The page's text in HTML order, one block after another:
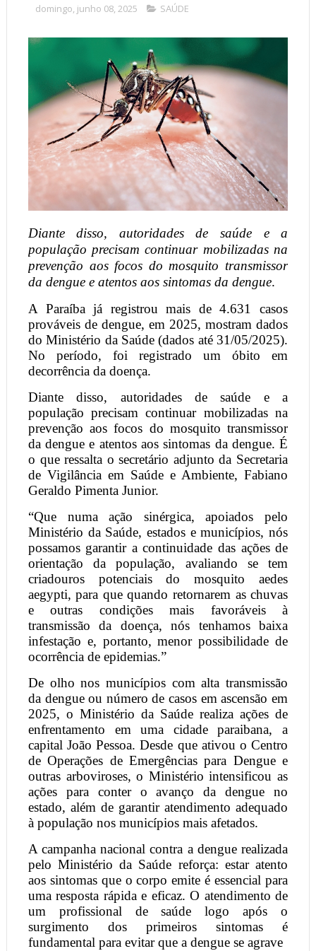
domingo, junho 08, 2025 SAÚDE
Diante disso, autoridades de saúde e a
população precisam continuar mobilizadas na
prevenção aos focos do mosquito transmissor
da dengue e atentos aos sintomas da dengue.
A Paraíba já registrou mais de 4.631 casos
prováveis de dengue, em 2025, mostram dados
do Ministério da Saúde (dados até 31/05/2025).
No período, foi registrado um óbito em
decorrência da doença.
Diante disso, autoridades de saúde e a
população precisam continuar mobilizadas na
prevenção aos focos do mosquito transmissor
da dengue e atentos aos sintomas da dengue. É
o que ressalta o secretário adjunto da Secretaria
de Vigilância em Saúde e Ambiente, Fabiano
Geraldo Pimenta Junior.
“Que numa ação sinérgica, apoiados pelo
Ministério da Saúde, estados e municípios, nós
possamos garantir a continuidade das ações de
orientação da população, avaliando se tem
criadouros potenciais do mosquito aedes
aegypti, para que quando retornarem as chuvas
e outras condições mais favoráveis à
transmissão da doença, nós tenhamos baixa
infestação e, portanto, menor possibilidade de
ocorrência de epidemias.”
De olho nos municípios com alta transmissão
da dengue ou número de casos em ascensão em
2025, o Ministério da Saúde realiza ações de
enfrentamento em uma cidade paraibana, a
capital João Pessoa. Desde que ativou o Centro
de Operações de Emergências para Dengue e
outras arboviroses, o Ministério intensificou as
ações para conter o avanço da dengue no
estado, além de garantir atendimento adequado
à população nos municípios mais afetados.
A campanha nacional contra a dengue realizada
pelo Ministério da Saúde reforça: estar atento
aos sintomas que o corpo emite é essencial para
uma resposta rápida e eficaz. O atendimento de
um profissional de saúde logo após o
surgimento dos primeiros sintomas é
fundamental para evitar que a dengue se agrave